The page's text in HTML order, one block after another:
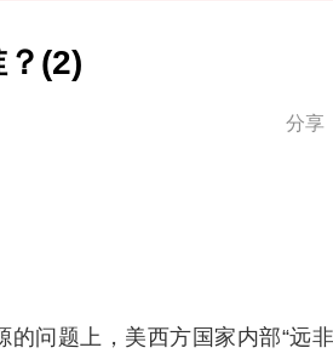
(2)
分享
微博
问题上，美西方国家内部“远